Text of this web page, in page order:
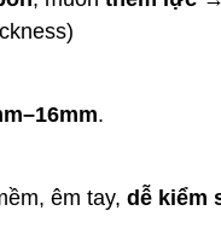
.
êm tay, dễ kiểm